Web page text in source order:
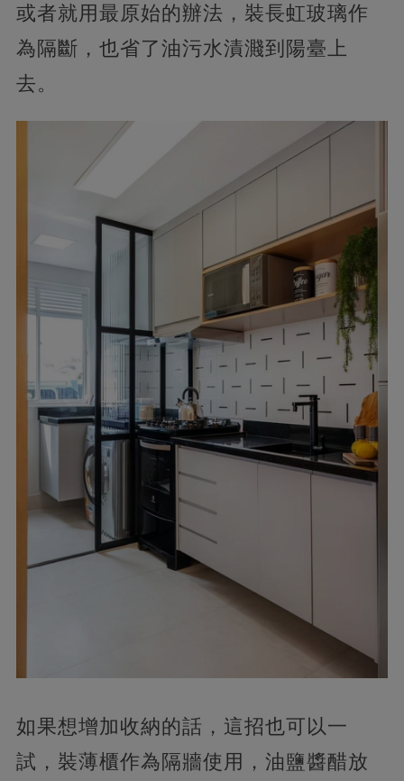
或者就用最原始的辦法，裝長虹玻璃作
為隔斷，也省了油污水漬濺到陽臺上
去。
如果想增加收納的話，這招也可以一
試，裝薄櫃作為隔牆使用，油鹽醬醋放